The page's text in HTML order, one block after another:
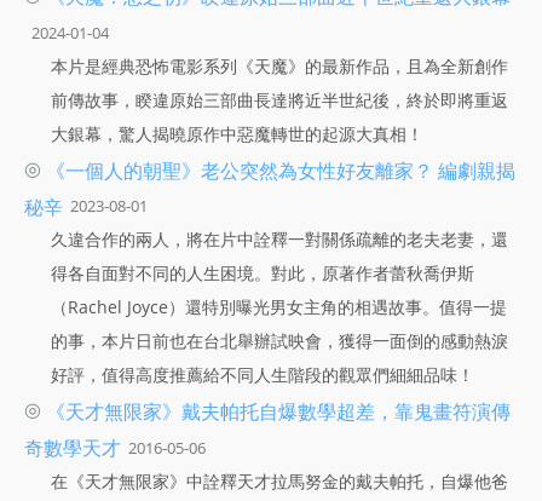
2024-01-04
本片是經典恐怖電影系列《天魔》的最新作品，且為全新創作
前傳故事，睽違原始三部曲長達將近半世紀後，終於即將重返
大銀幕，驚人揭曉原作中惡魔轉世的起源大真相！
◎
《一個人的朝聖》老公突然為女性好友離家？ 編劇親揭
秘辛 2023-08-01
久違合作的兩人，將在片中詮釋一對關係疏離的老夫老妻，還
得各自面對不同的人生困境。對此，原著作者蕾秋喬伊斯
（Rachel Joyce）還特別曝光男女主角的相遇故事。值得一提
的事，本片日前也在台北舉辦試映會，獲得一面倒的感動熱淚
好評，值得高度推薦給不同人生階段的觀眾們細細品味！
◎
《天才無限家》戴夫帕托自爆數學超差，靠鬼畫符演傳
奇數學天才 2016-05-06
在《天才無限家》中詮釋天才拉馬努金的戴夫帕托，自爆他爸